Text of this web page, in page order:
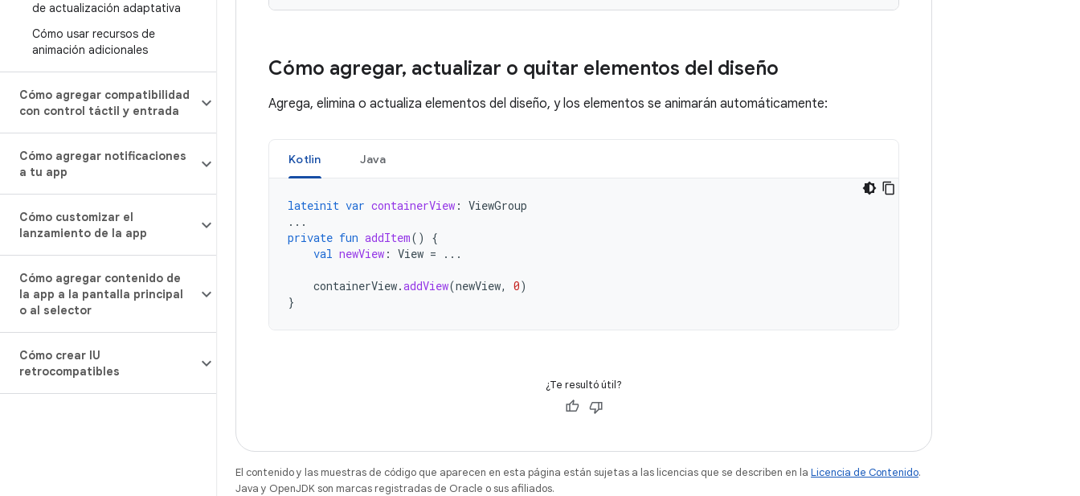
de actualización adaptativa
Cómo usar recursos de
animación adicionales
Cómo agregar compatibilidad
con control táctil y entrada
Cómo agregar notificaciones
a tu app
Cómo customizar el
lanzamiento de la app
Cómo agregar contenido de
la app a la pantalla principal
o al selector
Cómo crear IU
retrocompatibles
Cómo agregar, actualizar o quitar elementos del diseño
Agrega, elimina o actualiza elementos del diseño, y los elementos se animarán automáticamente:
Kotlin Java
lateinit var containerView : ViewGroup
...
private fun addItem()
{
val newView : View = ...
containerView.addView(newView, 0)
}
¿Te resultó útil?
El contenido y las muestras de código que aparecen en esta página están sujetas a las licencias que se describen en la Licencia de Contenido.
Java y OpenJDK son marcas registradas de Oracle o sus afiliados.